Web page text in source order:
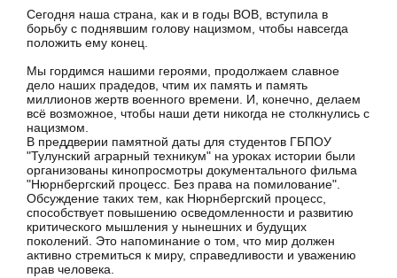
Сегодня наша страна, как и в годы ВОВ, вступила в
борьбу с поднявшим голову нацизмом, чтобы навсегда
положить ему конец.
Мы гордимся нашими героями, продолжаем славное
дело наших прадедов, чтим их память и память
миллионов жертв военного времени. И, конечно, делаем
всё возможное, чтобы наши дети никогда не столкнулись с
нацизмом.
В преддверии памятной даты для студентов ГБПОУ
"Тулунский аграрный техникум" на уроках истории были
организованы кинопросмотры документального фильма
"Нюрнбергский процесс. Без права на помилование".
Обсуждение таких тем, как Нюрнбергский процесс,
способствует повышению осведомленности и развитию
критического мышления у нынешних и будущих
поколений. Это напоминание о том, что мир должен
активно стремиться к миру, справедливости и уважению
прав человека.